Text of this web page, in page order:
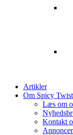
Artikler
Om Spicy Twist
Læs om
Kontakt